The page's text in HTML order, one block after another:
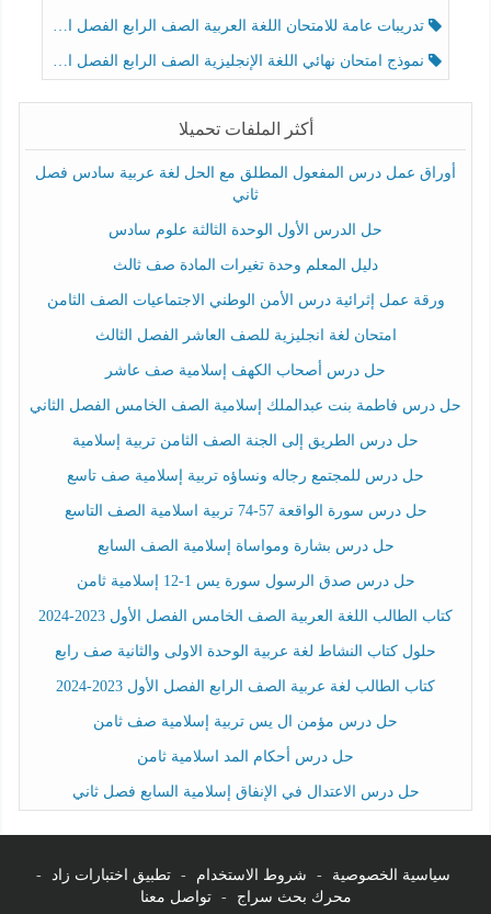
تدريبات عامة للامتحان اللغة العربية الصف الرابع الفصل الثالث
نموذج امتحان نهائي اللغة الإنجليزية الصف الرابع الفصل الثالث
أكثر الملفات تحميلا
أوراق عمل درس المفعول المطلق مع الحل لغة عربية سادس فصل
ثاني
حل الدرس الأول الوحدة الثالثة علوم سادس
دليل المعلم وحدة تغيرات المادة صف ثالث
ورقة عمل إثرائية درس الأمن الوطني الاجتماعيات الصف الثامن
امتحان لغة انجليزية للصف العاشر الفصل الثالث
حل درس أصحاب الكهف إسلامية صف عاشر
حل درس فاطمة بنت عبدالملك إسلامية الصف الخامس الفصل الثاني
حل درس الطريق إلى الجنة الصف الثامن تربية إسلامية
حل درس للمجتمع رجاله ونساؤه تربية إسلامية صف تاسع
حل درس سورة الواقعة 57-74 تربية اسلامية الصف التاسع
حل درس بشارة ومواساة إسلامية الصف السابع
حل درس صدق الرسول سورة يس 1-12 إسلامية ثامن
كتاب الطالب اللغة العربية الصف الخامس الفصل الأول 2023-2024
حلول كتاب النشاط لغة عربية الوحدة الاولى والثانية صف رابع
كتاب الطالب لغة عربية الصف الرابع الفصل الأول 2023-2024
حل درس مؤمن ال يس تربية إسلامية صف ثامن
حل درس أحكام المد اسلامية ثامن
حل درس الاعتدال في الإنفاق إسلامية السابع فصل ثاني
سياسية الخصوصية - شروط الاستخدام - تطبيق اختبارات زاد
-
محرك بحث سراج
- تواصل معنا